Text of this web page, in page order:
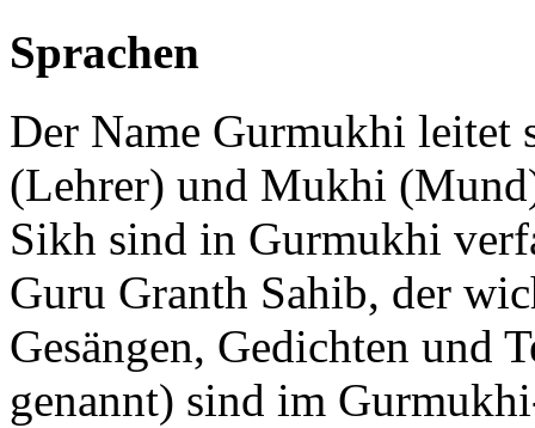
Sprachen
Der Name Gurmukhi leitet
(Lehrer) und Mukhi
Sikh sind in Gurmukhi
Guru Granth Sahib, der
Gesängen, Gedichten und
genannt) sind im